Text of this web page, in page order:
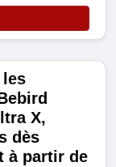
les
X,
dès
à partir de